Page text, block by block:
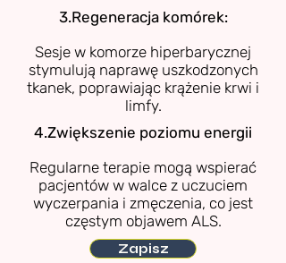
3.Regeneracja komórek:
Sesje w komorze hiperbarycznej
stymulują naprawę uszkodzonych
tkanek, poprawiając krążenie krwi i
limfy.
4.Zwiększenie poziomu energii
Regularne terapie mogą wspierać
pacjentów w walce z uczuciem
wyczerpania i zmęczenia, co jest
częstym objawem ALS.
Zapisz